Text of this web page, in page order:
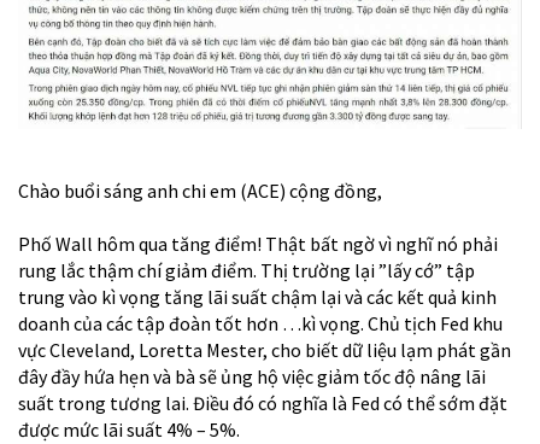
Chào buổi sáng anh chi em (ACE) cộng đồng,
Phố Wall hôm qua tăng điểm! Thật bất ngờ vì nghĩ nó phải
rung lắc thậm chí giảm điểm. Thị trường lại ”lấy cớ” tập
trung vào kì vọng tăng lãi suất chậm lại và các kết quả kinh
doanh của các tập đoàn tốt hơn …kì vọng. Chủ tịch Fed khu
vực Cleveland, Loretta Mester, cho biết dữ liệu lạm phát gần
đây đầy hứa hẹn và bà sẽ ủng hộ việc giảm tốc độ nâng lãi
suất trong tương lai. Điều đó có nghĩa là Fed có thể sớm đặt
được mức lãi suất 4% – 5%.